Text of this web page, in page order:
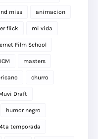
miss animacion
flick mi vida
Film School
masters
churro
Draft
humor negro
4ta temporada